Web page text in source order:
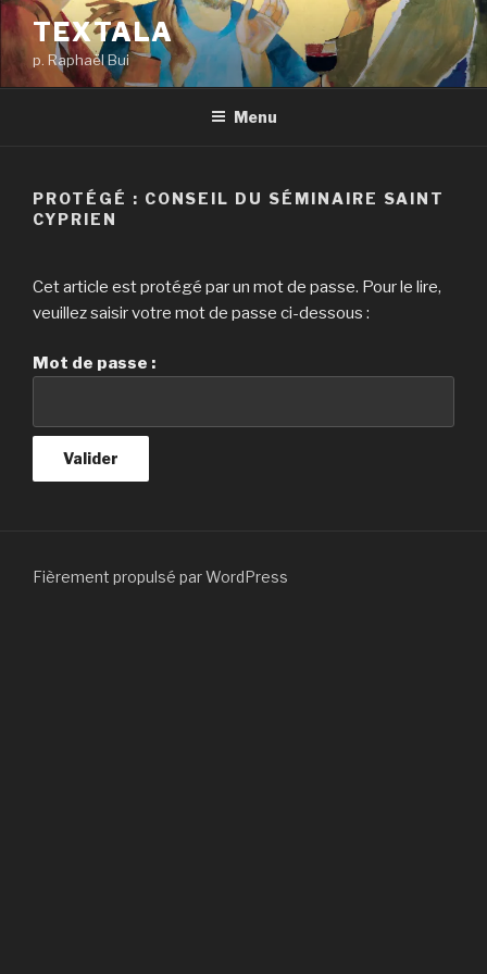
Aller
au
contenu
principal
TEXTALA
p. Raphaël Bui
Menu
PROTÉGÉ : CONSEIL DU SÉMINAIRE SAINT
CYPRIEN
Cet article est protégé par un mot de passe. Pour le lire,
veuillez saisir votre mot de passe ci-dessous :
Mot de passe :
Fièrement propulsé par WordPress